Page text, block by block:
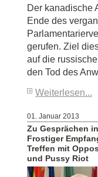
Der kanadische
Ende des
gerufen. Ziel
auf die
den Tod des
Weiterlesen...
01. Januar 2013
Zu Gesprächen
Frostiger
Treffen mit
und Pussy Riot